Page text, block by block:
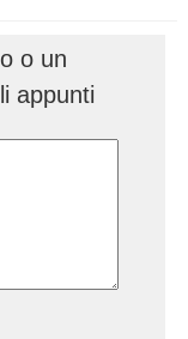
o un
appunti